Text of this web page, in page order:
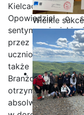
Wielkie
ze Staszica
CISCO!
Kielcach dr
Opowiedział o
sentymencie, jakim
przez siebie
uczniowi w
także
Branżowej
otrzymało
absolwentom